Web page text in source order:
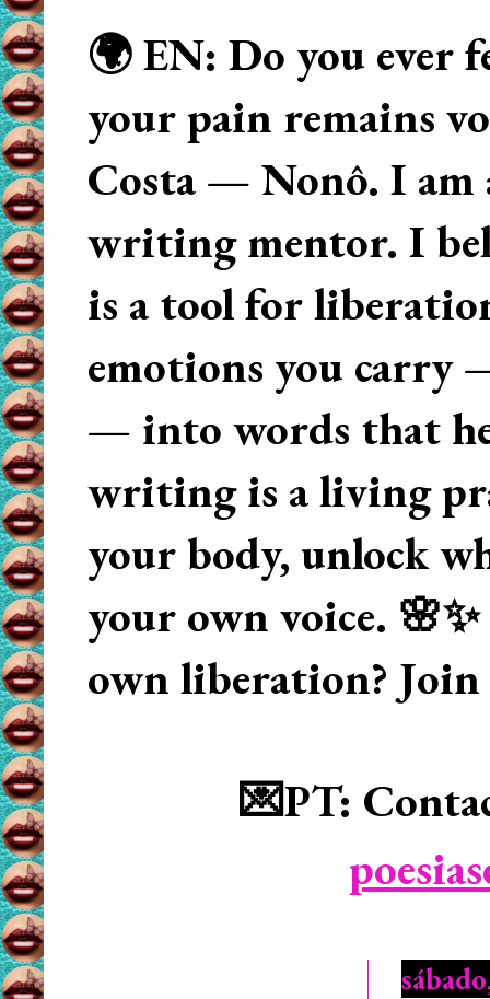
🌍 EN: Do you ever
your pain remains
Costa — Nonô. I am
writing mentor. I
is a tool for
emotions you carry
— into words that
writing is a living
your body, unlock
your own voice.
own liberation? Join
💌PT: